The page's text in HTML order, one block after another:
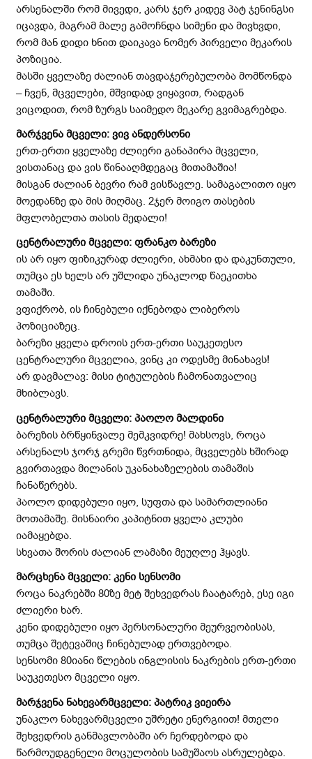
არსენალში რომ მივედი, კარს ჯერ კიდევ პატ ჯენინგსი
იცავდა, მაგრამ მალე გამოჩნდა სიმენი და მივხვდი,
რომ მან დიდი ხნით დაიკავა ნომერ პირველი მეკარის
პოზიცია.
მასში ყველაზე ძალიან თავდაჯერებულობა მომწონდა
– ჩვენ, მცველები, მშვიდად ვიყავით, რადგან
ვიცოდით, რომ ზურგს საიმედო მეკარე გვიმაგრებდა.
მარჯვენა მცველი: ვივ ანდერსონი
ერთ-ერთი ყველაზე ძლიერი განაპირა მცველი,
ვისთანაც და ვის წინააღმდეგაც მითამაშია!
მისგან ძალიან ბევრი რამ ვისწავლე. სამაგალითო იყო
მოედანზე და მის მიღმაც. 2ჯერ მოიგო თასების
მფლობელთა თასის მედალი!
ცენტრალური მცველი: ფრანკო ბარეზი
ის არ იყო ფიზიკურად ძლიერი, ახმახი და დაკუნთული,
თუმცა ეს ხელს არ უშლიდა უნაკლოდ წაეკითხა
თამაში.
ვფიქრობ, ის ჩინებული იქნებოდა ლიბეროს
პოზიციაზეც.
ბარეზი ყველა დროის ერთ-ერთი საუკეთესო
ცენტრალური მცველია, ვინც კი ოდესმე მინახავს!
არ დავმალავ: მისი ტიტულების ჩამონათვალიც
მხიბლავს.
ცენტრალური მცველი: პაოლო მალდინი
ბარეზის ბრწყინვალე მემკვიდრე! მახსოვს, როცა
არსენალს ჯორჯ გრემი წვრთნიდა, მცველებს ხშირად
გვირთავდა მილანის უკანახაზელების თამაშის
ჩანაწერებს.
პაოლო დიდებული იყო, სუფთა და სამართლიანი
მოთამაშე. მისნაირი კაპიტნით ყველა კლუბი
იამაყებდა.
სხვათა შორის ძალიან ლამაზი მეუღლე ჰყავს.
მარცხენა მცველი: კენი სენსომი
როცა ნაკრებში 80ზე მეტ შეხვედრას ჩაატარებ, ესე იგი
ძლიერი ხარ.
კენი დიდებული იყო პერსონალური მეურვეობისას,
თუმცა შეტევაშიც ჩინებულად ერთვებოდა.
სენსომი 80იანი წლების ინგლისის ნაკრების ერთ-ერთი
საუკეთესო მცველი იყო.
მარჯვენა ნახევარმცველი: პატრიკ ვიეირა
უნაკლო ნახევარმცველი უშრეტი ენერგიით! მთელი
შეხვედრის განმავლობაში არ ჩერდებოდა და
წარმოუდგენელი მოცულობის სამუშაოს ასრულებდა.